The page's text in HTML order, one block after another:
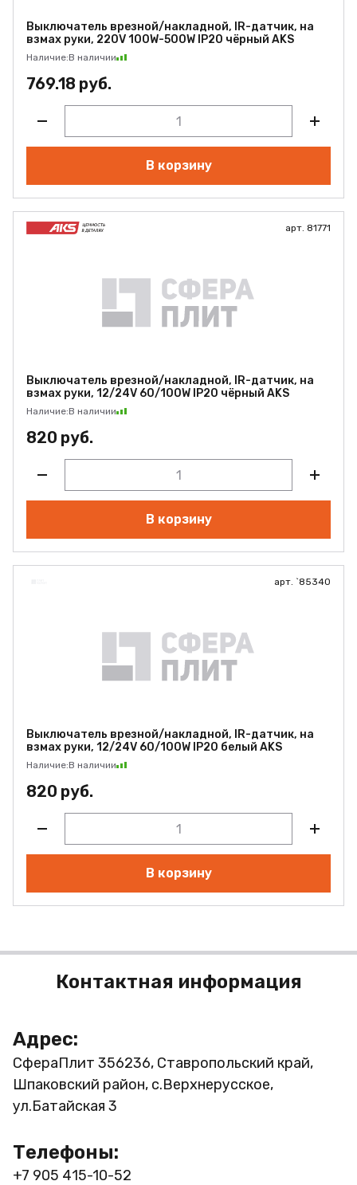
Выключатель врезной/накладной, IR-датчик, на
взмах руки, 220V 100W-500W IP20 чёрный AKS
Наличие:В наличии
769.18 руб.
В корзину
арт. 81771
Выключатель врезной/накладной, IR-датчик, на
взмах руки, 12/24V 60/100W IP20 чёрный AKS
Наличие:В наличии
820 руб.
В корзину
арт. `85340
Выключатель врезной/накладной, IR-датчик, на
взмах руки, 12/24V 60/100W IP20 белый AKS
Наличие:В наличии
820 руб.
В корзину
Контактная информация
Адрес:
СфераПлит 356236, Ставропольский край,
Шпаковский район, с.Верхнерусское,
ул.Батайская 3
Телефоны:
+7 905 415-10-52